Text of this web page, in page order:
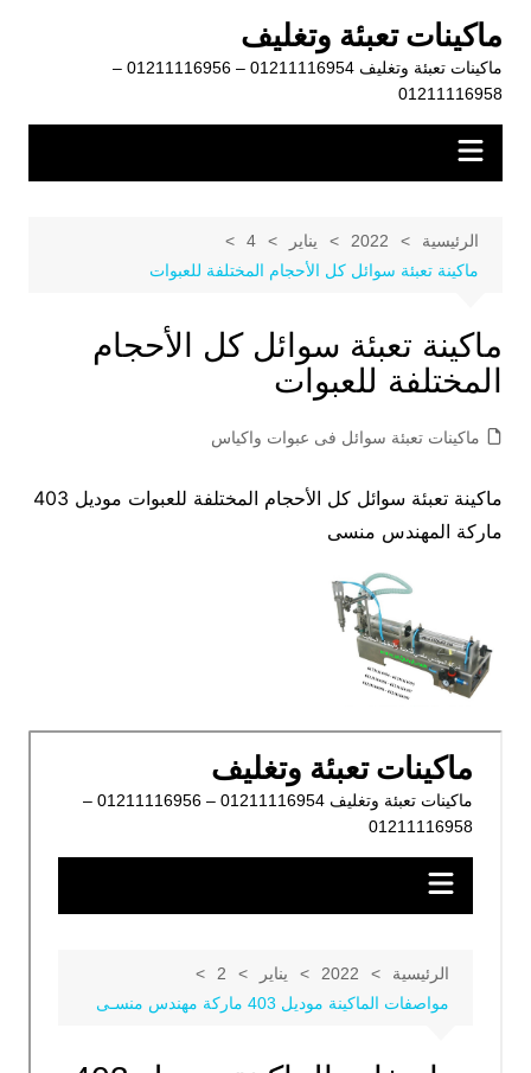
المحتوى
ماكينات تعبئة وتغليف
ماكينات تعبئة وتغليف 01211116954 – 01211116956 –
01211116958
الرئيسية 2022 يناير
4
ماكينة تعبئة سوائل كل الأحجام المختلفة للعبوات
ماكينة تعبئة سوائل كل الأحجام
المختلفة للعبوات
ماكينات تعبئة سوائل فى عبوات واكياس
ماكينة تعبئة سوائل كل الأحجام المختلفة للعبوات موديل 403
ماركة المهندس منسى